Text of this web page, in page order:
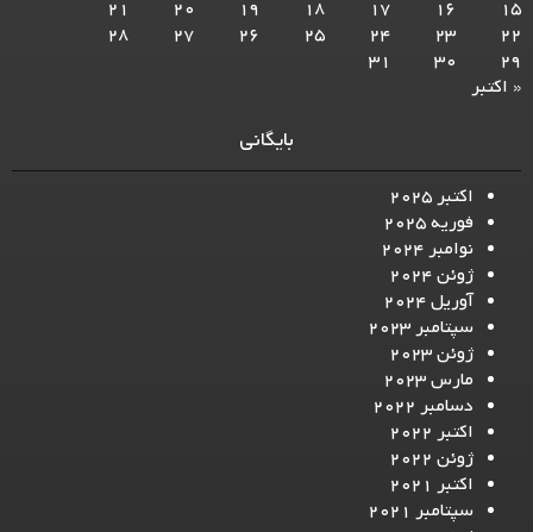
15
16
17
18
19
20
21
22
23
24
25
26
27
28
29
30
31
« اکتبر
بایگانی
اکتبر 2025
فوریه 2025
نوامبر 2024
ژوئن 2024
آوریل 2024
سپتامبر 2023
ژوئن 2023
مارس 2023
دسامبر 2022
اکتبر 2022
ژوئن 2022
اکتبر 2021
سپتامبر 2021